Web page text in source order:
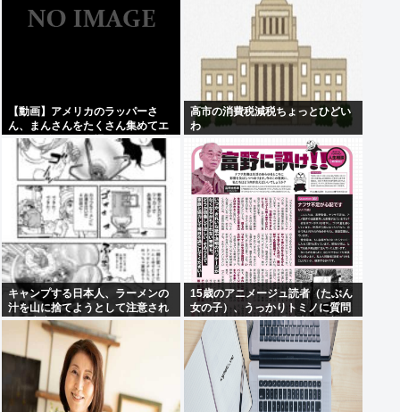
【動画】アメリカのラッパーさ
ん、まんさんをたくさん集めてエ
チエチダンスを全裸で踊るMVを撮
ってしまう❤
高市の消費税減税ちょっとひどい
わ
キャンプする日本人、ラーメンの
汁を山に捨てようとして注意され
て不貞腐れる
15歳のアニメージュ読者（たぶん
女の子）、うっかりトミノに質問
してしまい無事に『反米』思想を
叩き込まれる… この人ガンダム創
ってて